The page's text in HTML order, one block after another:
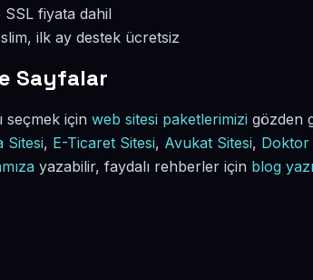
SSL fiyata dahil
ilk ay destek ücretsiz
Sayfalar
seçmek için web sitesi paketlerimizi gözden
Sitesi, E-Ticaret Sitesi, Avukat Sitesi, Doktor
yazabilir, faydalı rehberler için blog